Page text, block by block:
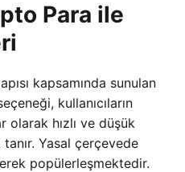
Para ile
kapsamında sunulan
kullanıcıların
olarak hızlı ve düşük
Yasal çerçevede
popülerleşmektedir.